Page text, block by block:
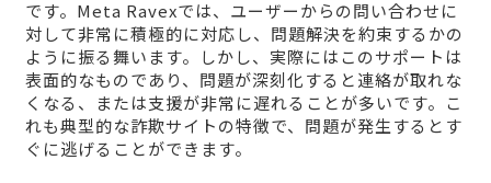
です。Meta Ravexでは、ユーザーからの問い合わせに
対して非常に積極的に対応し、問題解決を約束するかの
ように振る舞います。しかし、実際にはこのサポートは
表面的なものであり、問題が深刻化すると連絡が取れな
くなる、または支援が非常に遅れることが多いです。こ
れも典型的な詐欺サイトの特徴で、問題が発生するとす
ぐに逃げることができます。